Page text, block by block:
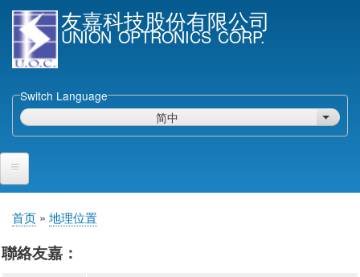
跳
转
要
内
容
友嘉科技股份有限公司
UNION OPTRONICS CORP.
Switch Language
简中
列出
面
包
屑
首页 地理位置
聯絡友嘉：